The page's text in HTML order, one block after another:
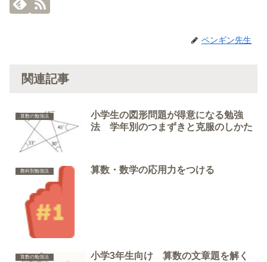
ペンギン先生
関連記事
算数の勉強法
小学生の図形問題が得意になる勉強
法 学年別のつまずきと克服のしかた
教科別勉強法 算数・数学の応用力をつける
算数の勉強法
小学3年生向け 算数の文章題を解く